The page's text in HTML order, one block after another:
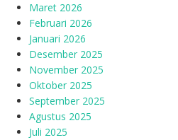
Maret 2026
Februari 2026
Januari 2026
Desember 2025
November 2025
Oktober 2025
September 2025
Agustus 2025
Juli 2025